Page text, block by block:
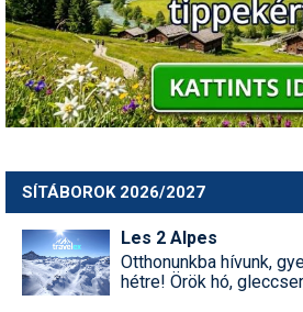
SÍTÁBOROK 2026/2027
Les 2 Alpes
Otthonunkba hívunk,
hétre! Örök hó,